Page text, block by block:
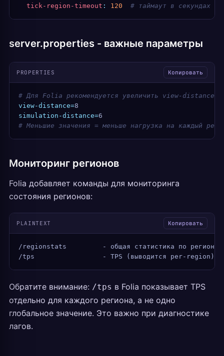
  tick-region-timeout
: 120
  # таймаут в секундах
server.properties - важные параметры
PROPERTIES Копировать
# Для Folia рекомендуется увеличить view-distance с
view-distance=8
simulation-distance=6
# Меньшие значения = меньше нагрузка на каждый
Мониторинг регионов
Folia добавляет команды для мониторинга
состояния регионов:
PLAINTEXT Копировать
/regionstats         - общая статистика по регионам
/tps                 - TPS (выводится per-region)
Обратите внимание: /tps в Folia показывает TPS
отдельно для каждого региона, а не одно
глобальное значение. Это важно при диагностике
лагов.